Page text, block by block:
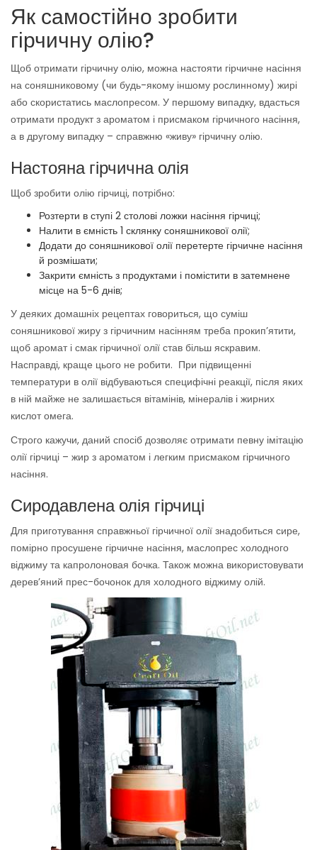
Як самостійно зробити
гірчичну олію?
Щоб отримати гірчичну олію, можна настояти гірчичне насіння
на соняшниковому (чи будь-якому іншому рослинному) жирі
або скористатись маслопресом. У першому випадку, вдасться
отримати продукт з ароматом і присмаком гірчичного насіння,
а в другому випадку – справжню «живу» гірчичну олію.
Настояна гірчична олія
Щоб зробити олію гірчиці, потрібно:
Розтерти в ступі 2 столові ложки насіння гірчиці;
Налити в ємність 1 склянку соняшникової олії;
Додати до соняшникової олії перетерте гірчичне насіння
й розмішати;
Закрити ємність з продуктами і помістити в затемнене
місце на 5-6 днів;
У деяких домашніх рецептах говориться, що суміш
соняшникової жиру з гірчичним насінням треба прокип’ятити,
щоб аромат і смак гірчичної олії став більш яскравим.
Насправді, краще цього не робити. При підвищенні
температури в олії відбуваються специфічні реакції, після яких
в ній майже не залишається вітамінів, мінералів і жирних
кислот омега.
Строго кажучи, даний спосіб дозволяє отримати певну імітацію
олії гірчиці – жир з ароматом і легким присмаком гірчичного
насіння.
Сиродавлена олія гірчиці
Для приготування справжньої гірчичної олії знадобиться сире,
помірно просушене гірчичне насіння, маслопрес холодного
віджиму та капролоновая бочка. Також можна використовувати
дерев’яний прес-бочонок для холодного віджиму олій.